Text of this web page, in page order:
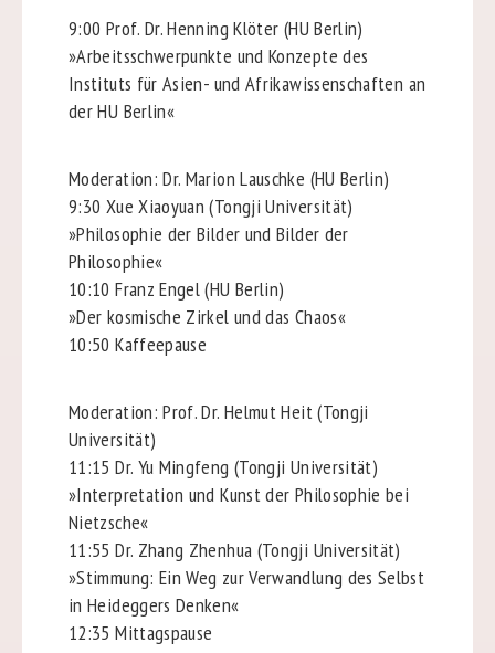
9:00 Prof. Dr. Henning Klöter (HU Berlin)
»Arbeitsschwerpunkte und Konzepte des
Instituts fürAsien- und Afrikawissenschaften an
der HU Berlin«
Moderation: Dr. Marion Lauschke (HU Berlin)
9:30 Xue Xiaoyuan (Tongji Universität)
»Philosophie der Bilder und Bilder der
Philosophie«
10:10 Franz Engel (HU Berlin)
»Der kosmische Zirkel und das Chaos«
10:50 Kaffeepause
Moderation: Prof. Dr. Helmut Heit (Tongji
Universität)
11:15 Dr. Yu Mingfeng (Tongji Universität)
»Interpretation und Kunst der Philosophie bei
Nietzsche«
11:55 Dr. Zhang Zhenhua (Tongji Universität)
»Stimmung: Ein Weg zur Verwandlung des Selbst
inHeideggers Denken«
12:35 Mittagspause